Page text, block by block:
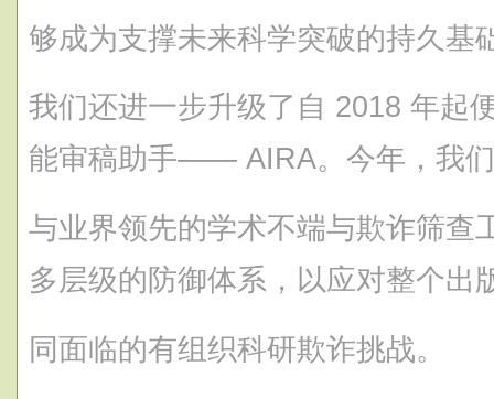
够成为支撑未来科学突破的持久基
我们还进一步升级了自 2018 年起
能审稿助手—— AIRA。今年，我
与业界领先的学术不端与欺诈筛查
多层级的防御体系，以应对整个出
同面临的有组织科研欺诈挑战。